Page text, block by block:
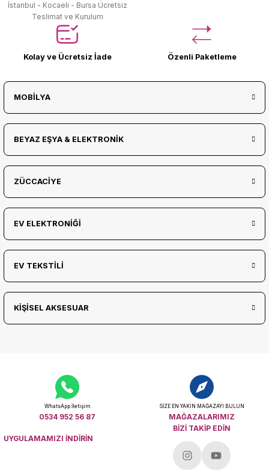
İstanbul - Kocaeli - Bursa Ücretsiz
Teslimat ve Kurulum
Kolay ve Ücretsiz İade Özenli Paketleme
MOBİLYA
BEYAZ EŞYA & ELEKTRONİK
ZÜCCACİYE
EV ELEKTRONİĞİ
EV TEKSTİLİ
KİŞİSEL AKSESUAR
WhatsApp İletişim
0534 952 56 87
SİZE EN YAKIN MAĞAZAYI BULUN
MAĞAZALARIMIZ
UYGULAMAMIZI İNDİRİN
BİZİ TAKİP EDİN